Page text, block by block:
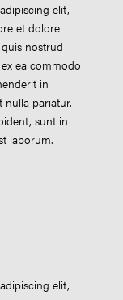
elit,
et dolore
nostrud
ea commodo
in
nulla pariatur.
sunt in
laborum.
elit,